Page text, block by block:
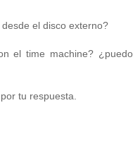
el disco externo?
el time machine? ¿puedo
tu respuesta.